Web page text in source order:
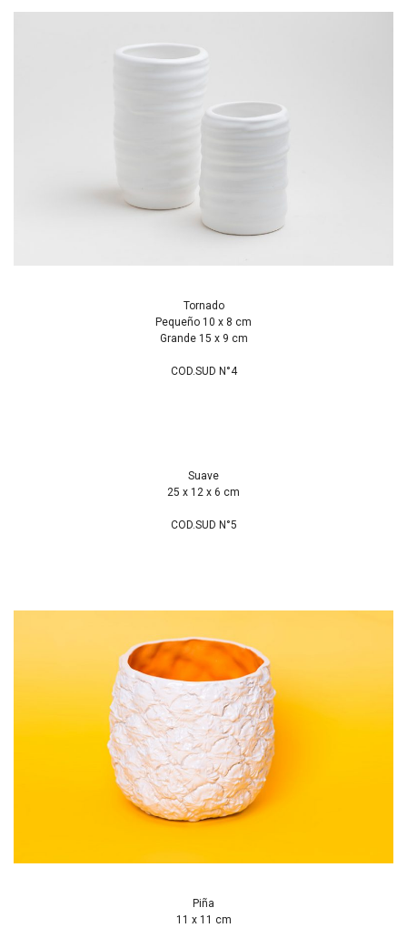
Tornado
Pequeño 10 x 8 cm
Grande 15 x 9 cm
COD.SUD N°4
Suave
25 x 12 x 6 cm
COD.SUD N°5
Piña
11 x 11 cm